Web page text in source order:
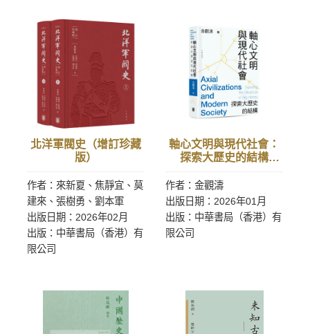
北洋軍閥史（增訂珍藏
版）
作者：來新夏、焦靜宜、莫
建來、張樹勇、劉本軍
出版日期：2026年02月
出版：中華書局（香港）有
限公司
軸心文明與現代社會：
探索大歷史的結構
作者：金觀濤
出版日期：2026年01月
出版：中華書局（香港）有
限公司